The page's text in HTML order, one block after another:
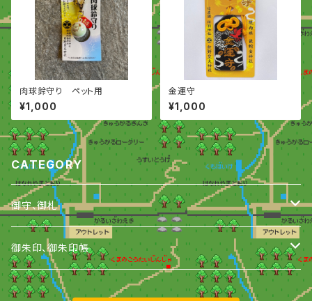
肉球鈴守り ペット用
¥1,000
金運守
¥1,000
CATEGORY
御守、御札
御守
御札
御朱印、御朱印帳
御朱印